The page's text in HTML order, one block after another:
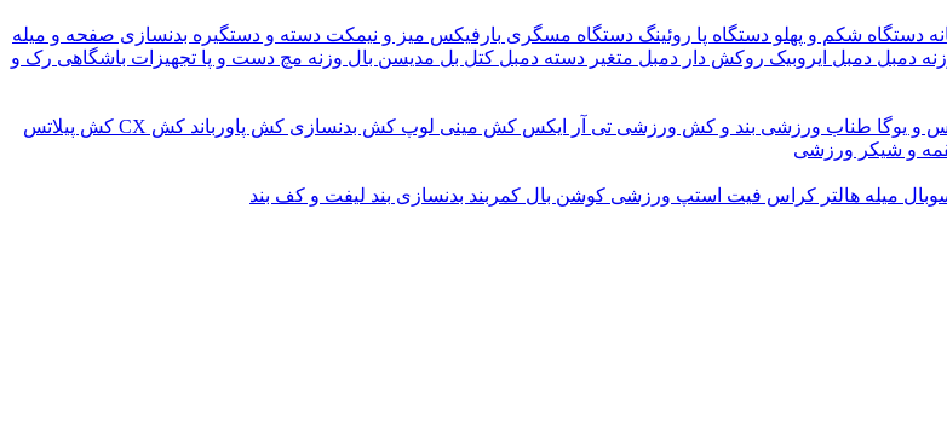
دستگاه شکم و پهلو دستگاه پا روئینگ دستگاه مسگری بارفیکس میز و نیمکت دسته و دستگیره بدنسازی صفحه و میله
دمبل دمبل ایروبیک روکش دار دمبل متغیر دسته دمبل کتل بل مدیسن بال وزنه مچ دست و پا تجهیزات باشگاهی رک و
و یوگا طناب ورزشی بند و کش ورزشی تی آر ایکس کش مینی لوپ کش بدنسازی کش پاورباند کش CX
کش پیلاتس
و شیکر ورزشی
میله هالتر کراس فیت استپ ورزشی کوشن بال کمربند بدنسازی بند لیفت و کف بند